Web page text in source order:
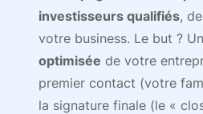
investisseurs qualifiés,
votre business. Le but ?
optimisée de votre
premier contact (votre
la signature finale (le «